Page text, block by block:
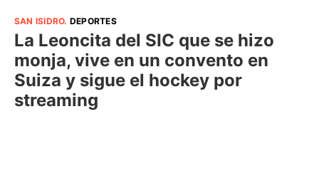
SAN ISIDRO. DEPORTES
La Leoncita del SIC que se hizo
monja, vive en un convento en
Suiza y sigue el hockey por
streaming